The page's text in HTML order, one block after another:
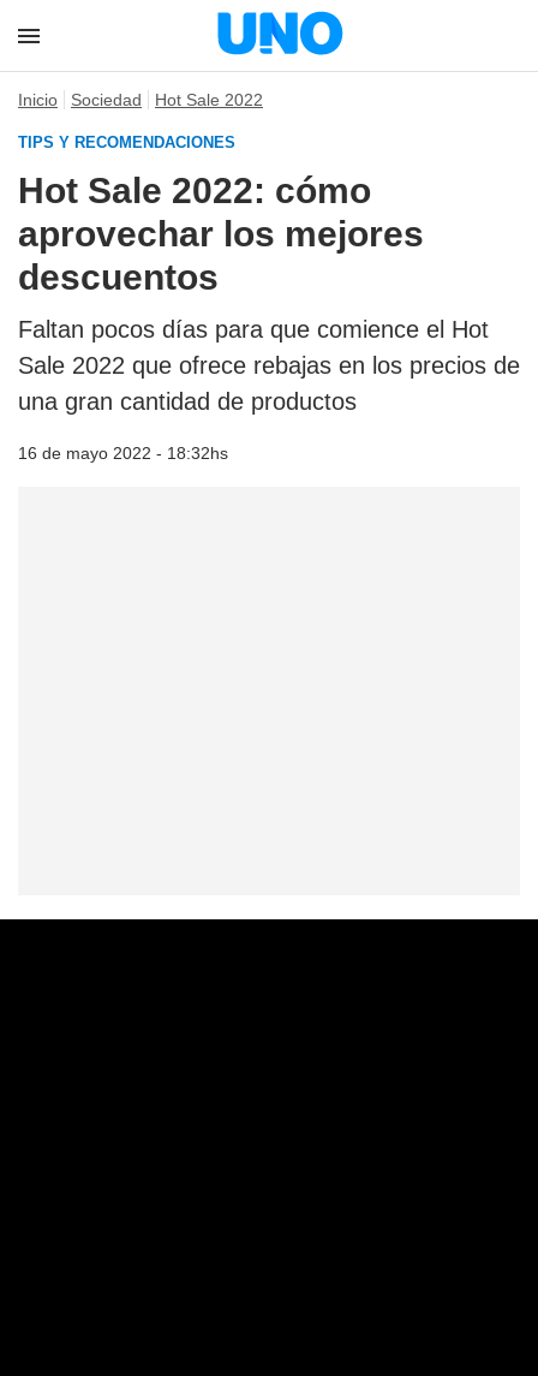
Inicio Sociedad Hot Sale 2022
TIPS Y RECOMENDACIONES
Hot Sale 2022: cómo
aprovechar los mejores
descuentos
Faltan pocos días para que comience el Hot
Sale 2022 que ofrece rebajas en los precios de
una gran cantidad de productos
16 de mayo 2022 - 18:32hs